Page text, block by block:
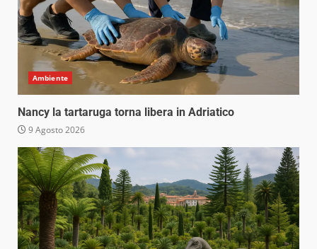
Ambiente
Nancy la tartaruga torna libera in Adriatico
9 Agosto 2026